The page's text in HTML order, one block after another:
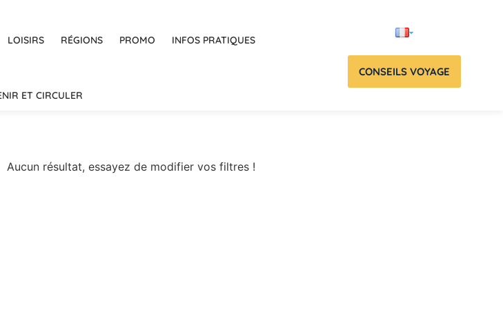
LOISIRS RÉGIONS PROMO INFOS PRATIQUES
ET CIRCULER
CONSEILS VOYAGE
Aucun résultat, essayez de modifier vos filtres !